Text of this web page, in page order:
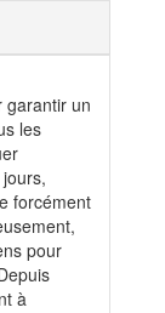
garantir un
les
forcément
pour
à